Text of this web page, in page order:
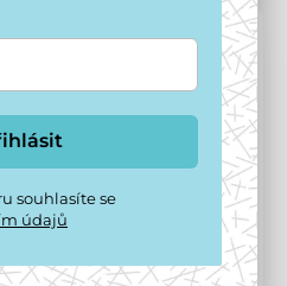
Hravý pes Dogbar Racio
souhlasíte se
údajů